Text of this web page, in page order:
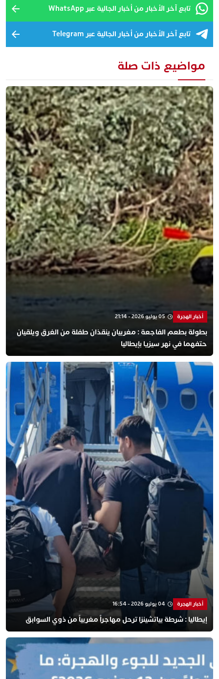
تابع آخر الأخبار من أخبار الجالية عبر WhatsApp
تابع آخر الأخبار من أخبار الجالية عبر Telegram
مواضيع ذات صلة
أخبار الهجرة 05 يوليو 2026 - 21:14
بطولة بطعم الفاجعة : مغربيان ينقذان طفلة من الغرق ويلقيان
حتفهما في نهر سيزيا بإيطاليا
أخبار الهجرة 04 يوليو 2026 - 16:54
إيطاليا : شرطة بياتشينزا ترحل مهاجراً مغربياً من ذوي السوابق